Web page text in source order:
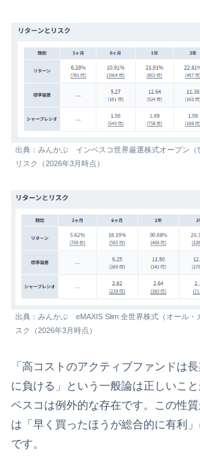
出典：みんかぶ インベスコ世界厳選株式オープン（
リスク（2026年3月時点）
出典：みんかぶ eMAXIS Slim 全世界株式（オール・
スク（2026年3月時点）
「高コストのアクティブファンドは
に負ける」という一般論は正しいこ
ベスコは例外的な存在です。この性
は「早く買ったほうが総合的に有利
です。